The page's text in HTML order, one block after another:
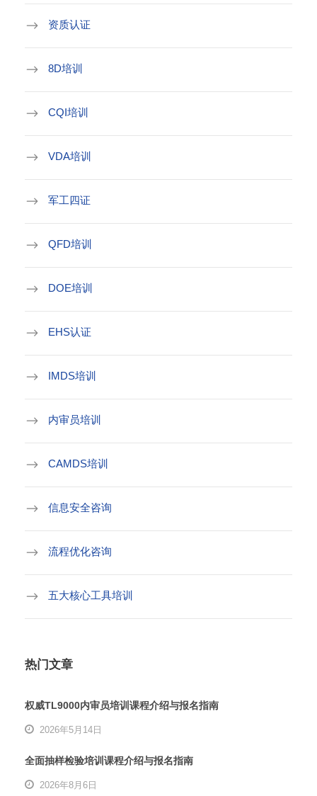
资质认证
8D培训
CQI培训
VDA培训
军工四证
QFD培训
DOE培训
EHS认证
IMDS培训
内审员培训
CAMDS培训
信息安全咨询
流程优化咨询
五大核心工具培训
热门文章
权威TL9000内审员培训课程介绍与报名指南
2026年5月14日
全面抽样检验培训课程介绍与报名指南
2026年8月6日